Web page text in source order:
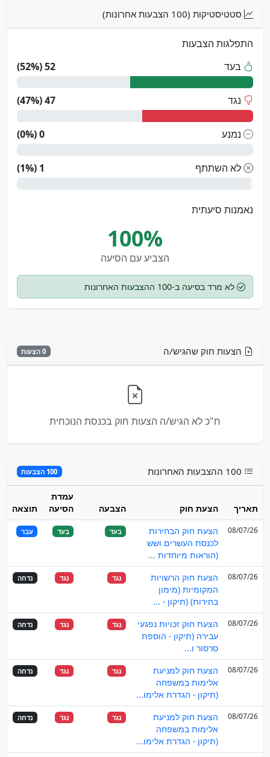
סטטיסטיקות (100 הצבעות אחרונות)
התפלגות הצבעות
בעד
52 (52%)
נגד 47 (47%)
נמנע 0 (0%)
לא השתתף 1 (1%)
נאמנות סיעתית
100%
הצביע עם הסיעה
לא מרד בסיעה ב-100 ההצבעות האחרונות
הצעות חוק שהגיש/ה 0 הצעות
ח"כ לא הגיש/ה הצעות חוק בכנסת הנוכחית
100 הצבעות
תאריך הצעת חוק הצבעה
עמדת
הסיעה
תוצאה
08/07/26
הצעת חוק הבחירות
לכנסת העשרים ושש
(הוראות מיוחדות ...
בעד בעד עבר
08/07/26
הצעת חוק הרשויות
המקומיות (מימון
בחירות) (תיקון - ...
נגד נגד נדחה
08/07/26
הצעת חוק זכויות נפגעי
עבירה (תיקון - הוספת
סרסור ו...
נגד נגד נדחה
08/07/26
הצעת חוק למניעת
אלימות במשפחה
(תיקון - הגדרת אלימו...
נגד נגד נדחה
08/07/26
הצעת חוק למניעת
אלימות במשפחה
(תיקון - הגדרת אלימו...
נגד נגד נדחה